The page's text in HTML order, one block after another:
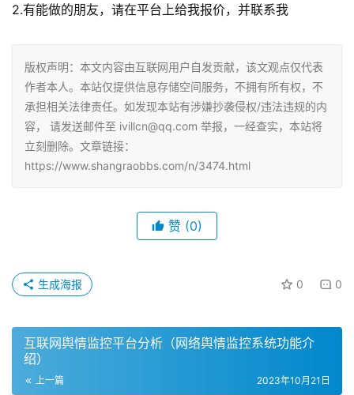
2.有能做的朋友，请在平台上给我报价，并联系我
版权声明：本文内容由互联网用户自发贡献，该文观点仅代表
作者本人。本站仅提供信息存储空间服务，不拥有所有权，不
承担相关法律责任。如发现本站有涉嫌抄袭侵权/违法违规的内
容， 请发送邮件至 ivillcn@qq.com 举报，一经查实，本站将
立刻删除。文章链接：
https://www.shangraobbs.com/n/3474.html
赞 (0)
0 0
生成海报
互联网舆情监控平台分析（网络舆情监控系统功能介
绍）
上一篇 2023年10月21日